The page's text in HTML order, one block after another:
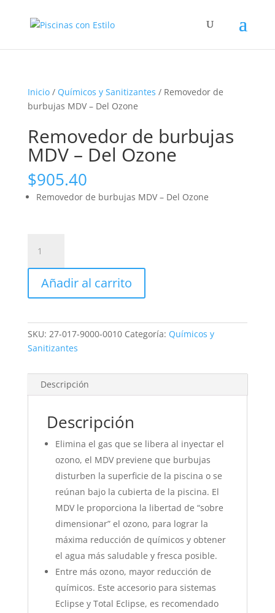
Inicio/ Químicos y Sanitizantes / Removedor de
burbujas MDV – Del Ozone
Removedor de burbujas
MDV – Del Ozone
$905.40
Removedor de burbujas MDV – Del Ozone
burbujas
MDV
-
Ozone
cantidad
Añadir al carrito
SKU: 27-017-9000-0010 Categoría: Químicos y
Sanitizantes
Descripción
Descripción
Elimina el gas que se libera al inyectar el
ozono, el MDV previene que burbujas
disturben la superficie de la piscina o se
reúnan bajo la cubierta de la piscina. El
MDV le proporciona la libertad de “sobre
dimensionar” el ozono, para lograr la
máxima reducción de químicos y obtener
el agua más saludable y fresca posible.
Entre más ozono, mayor reducción de
químicos. Este accesorio para sistemas
Eclipse y Total Eclipse, es recomendado